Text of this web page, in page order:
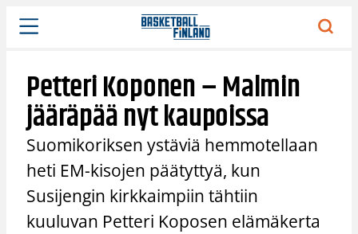
Siirry
sisältöön
Petteri Koponen – Malmin
jääräpää nyt kaupoissa
Suomikoriksen ystäviä hemmotellaan
heti EM-kisojen päätyttyä, kun
Susijengin kirkkaimpiin tähtiin
kuuluvan Petteri Koposen elämäkerta